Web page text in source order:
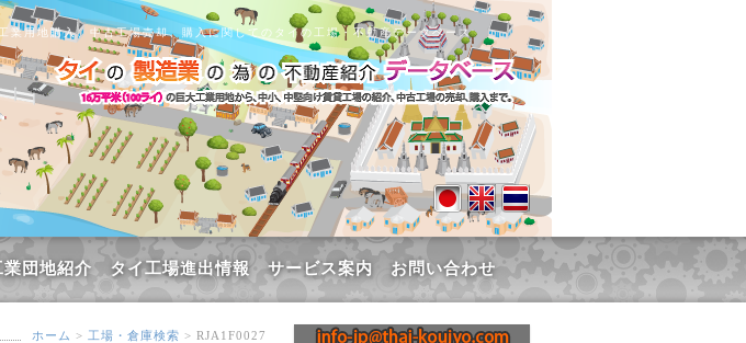
業用地購入、中古工場売却、購入に関してのタイの工場・不動産データベース
業団地紹介 タイ工場進出情報 サービス案内 お問い合わせ
ホーム > 工場・倉庫検索 > RJA1F0027